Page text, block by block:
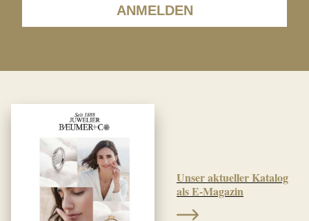
ANMELDEN
Unser aktueller Katalog
als E-Magazin